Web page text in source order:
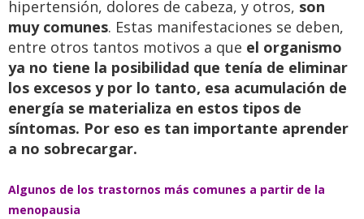
hipertensión, dolores de cabeza, y otros, son
muy comunes. Estas manifestaciones se deben,
entre otros tantos motivos a que el organismo
ya no tiene la posibilidad que tenía de eliminar
los excesos y por lo tanto, esa acumulación de
energía se materializa en estos tipos de
síntomas. Por eso es tan importante aprender
a no sobrecargar.
Algunos de los trastornos más comunes a partir de la
menopausia